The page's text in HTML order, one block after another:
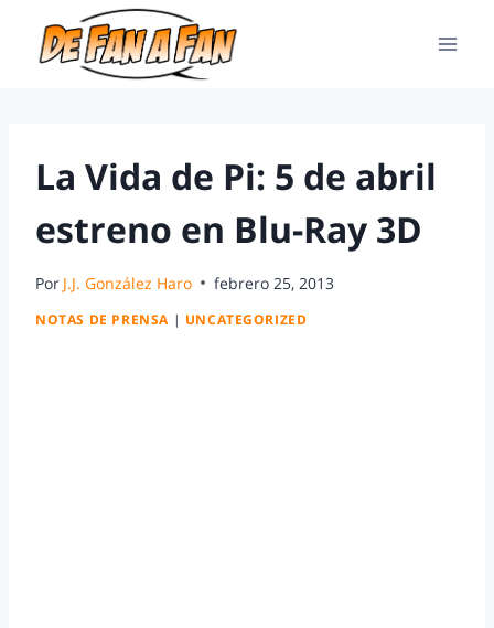
La Vida de Pi: 5 de abril
estreno en Blu-Ray 3D
Por J.J. González Haro febrero 25, 2013
NOTAS DE PRENSA | UNCATEGORIZED